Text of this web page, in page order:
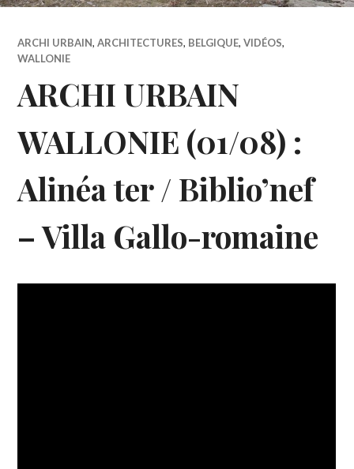
ARCHI URBAIN,ARCHITECTURES, BELGIQUE,VIDÉOS,
WALLONIE
ARCHI URBAIN
WALLONIE (01/08) :
Alinéa ter / Biblio’nef
– Villa Gallo-romaine